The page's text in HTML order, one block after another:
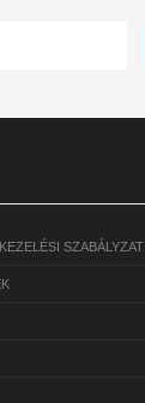
SZABÁLYZAT